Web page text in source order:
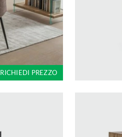
RICHIEDI PREZZO